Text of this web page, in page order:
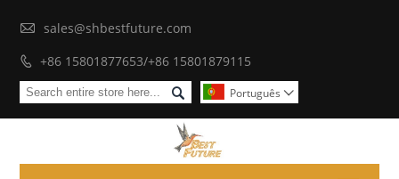
 sales@shbestfuture.com
 +86 15801877653/+86 15801879115
 Português 